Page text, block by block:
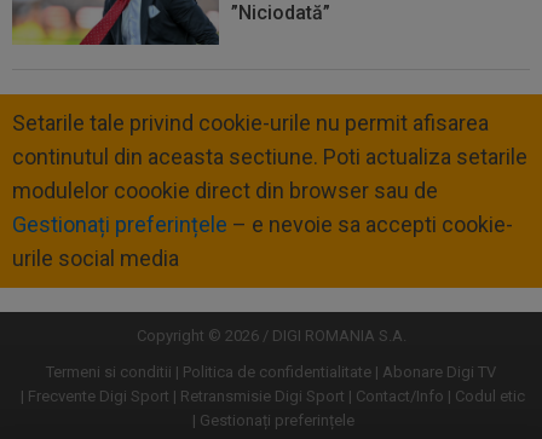
”Niciodată”
Setarile tale privind cookie-urile nu permit afisarea
continutul din aceasta sectiune. Poti actualiza setarile
modulelor coookie direct din browser sau de
Gestionați preferințele – e nevoie sa accepti cookie-
urile social media
Copyright © 2026 / DIGI ROMANIA S.A.
Termeni si conditii
Politica de confidentialitate
Abonare Digi TV
Frecvente Digi Sport
Retransmisie Digi Sport Contact/Info
Codul etic
Gestionați preferințele